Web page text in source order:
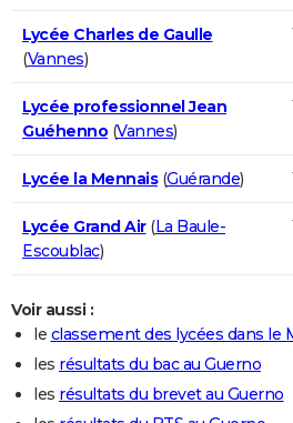
Lycée Charles de Gaulle
(Vannes)
Lycée professionnel Jean
Guéhenno (Vannes)
Lycée la Mennais(Guérande)
Lycée Grand Air(La Baule-
Escoublac)
Voir aussi :
le classement des lycées dans le
les résultats du bac au Guerno
les résultats du brevet au Guerno